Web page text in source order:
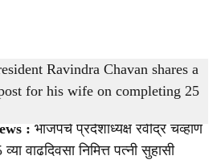
Chavan shares a heartfelt anniversary post for his
: भाजपचे प्रदेशाध्यक्ष रवींद्र चव्हाण
वाढदिवसा निमित्त पत्नी सुहासी